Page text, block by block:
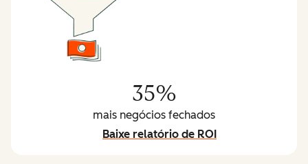
35%
mais negócios fechados
Baixe relatório de ROI